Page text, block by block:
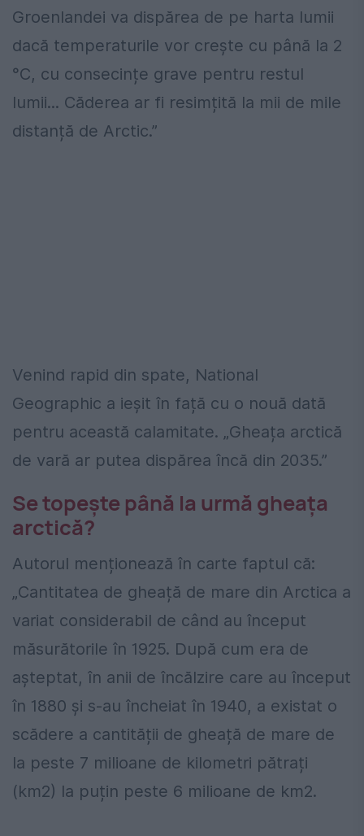
Groenlandei va dispărea de pe harta lumii
dacă temperaturile vor crește cu până la 2
°C, cu consecințe grave pentru restul
lumii... Căderea ar fi resimțită la mii de mile
distanță de Arctic.”
Venind rapid din spate, National
Geographic a ieșit în față cu o nouă dată
pentru această calamitate. „Gheața arctică
de vară ar putea dispărea încă din 2035.”
Se topește până la urmă gheața
arctică?
Autorul menționează în carte faptul că:
„Cantitatea de gheață de mare din Arctica a
variat considerabil de când au început
măsurătorile în 1925. După cum era de
așteptat, în anii de încălzire care au început
în 1880 și s-au încheiat în 1940, a existat o
scădere a cantității de gheață de mare de
la peste 7 milioane de kilometri pătrați
(km2) la puțin peste 6 milioane de km2.